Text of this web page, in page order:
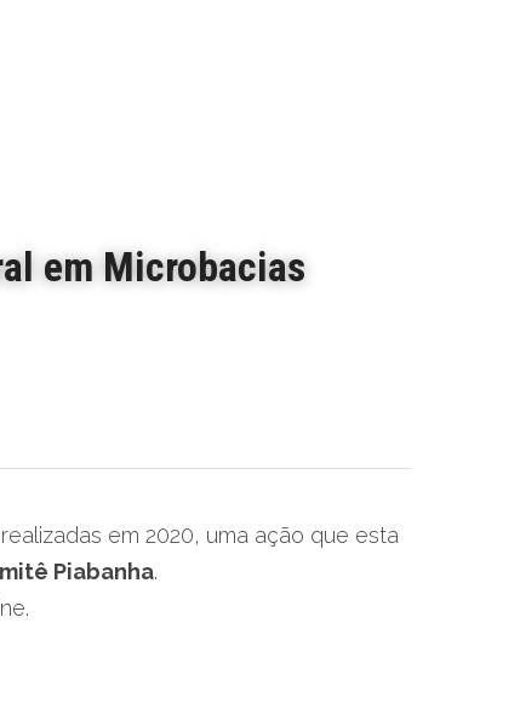
em Microbacias
em 2020, uma ação que esta
Piabanha.